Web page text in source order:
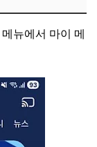
뉴에서 마이 메